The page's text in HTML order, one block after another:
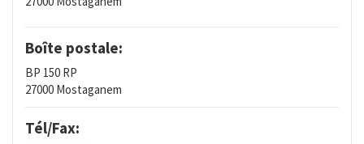
Boîte postale:
BP 150 RP
27000 Mostaganem
Tél/Fax: